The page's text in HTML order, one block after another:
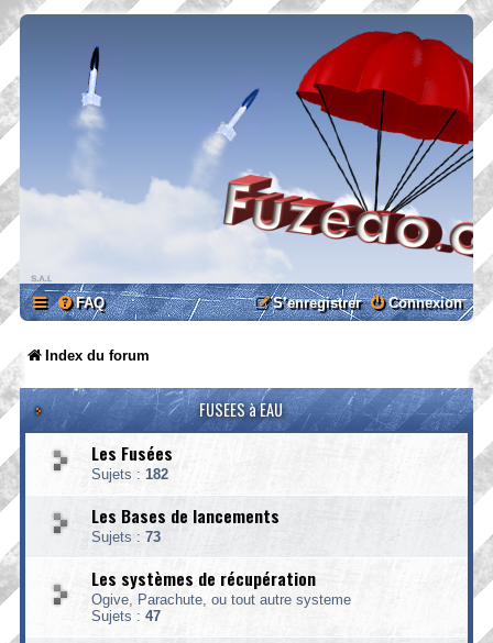
FAQ Connexion
S’enregistrer
Index du forum
FUSEES à EAU
Les Fusées
Sujets : 182
Les Bases de lancements
Sujets : 73
Les systèmes de récupération
Ogive, Parachute, ou tout autre systeme
Sujets : 47